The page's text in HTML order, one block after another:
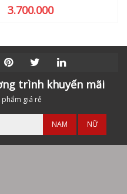
3.700.000
trình khuyến mãi
phẩm giá rẻ
NAM NỮ